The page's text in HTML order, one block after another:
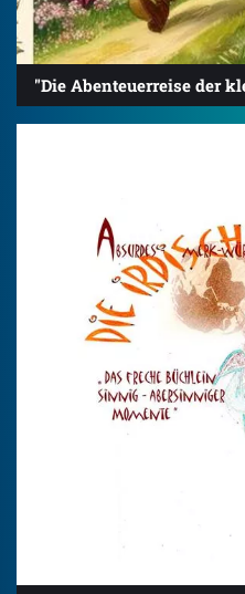
"Die Abenteuerreise der